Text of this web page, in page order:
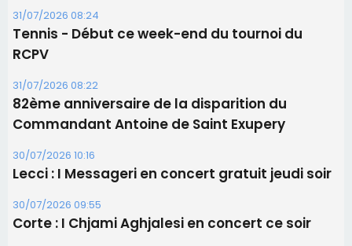
31/07/2026 08:24
Tennis - Début ce week-end du tournoi du
RCPV
31/07/2026 08:22
82ème anniversaire de la disparition du
Commandant Antoine de Saint Exupery
30/07/2026 10:16
Lecci : I Messageri en concert gratuit jeudi soir
30/07/2026 09:55
Corte : I Chjami Aghjalesi en concert ce soir